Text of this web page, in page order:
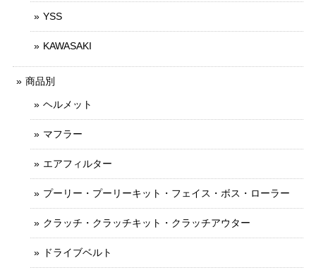
YSS
KAWASAKI
商品別
ヘルメット
マフラー
エアフィルター
プーリー・プーリーキット・フェイス・ボス・ローラー
クラッチ・クラッチキット・クラッチアウター
ドライブベルト